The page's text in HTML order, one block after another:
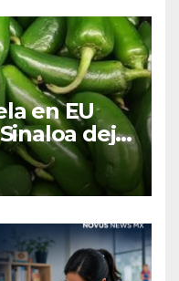
en EU
deja